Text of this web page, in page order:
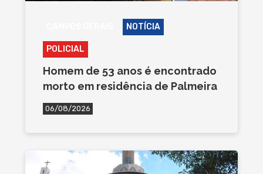
NOTÍCIA
POLICIAL
Homem de 53 anos é encontrado
morto em residência de Palmeira
06/08/2026